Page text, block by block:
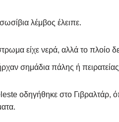
λέμβος έλειπε.
είχε νερά, αλλά το πλοίο
σημάδια πάλης ή
οδηγήθηκε στο Γιβραλτάρ,